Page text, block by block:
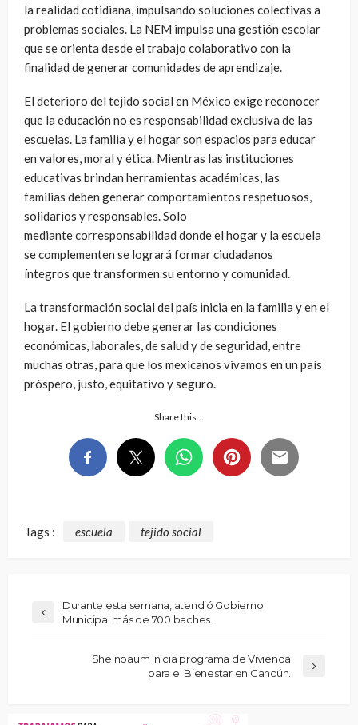
la realidad cotidiana, impulsando soluciones colectivas a
problemas sociales. La NEM impulsa una gestión escolar
que se orienta desde el trabajo colaborativo con la
finalidad de generar comunidades de aprendizaje.
El deterioro del tejido social en México exige reconocer
que la educación no es responsabilidad exclusiva de las
escuelas. La familia y el hogar son espacios para educar
en valores, moral y ética. Mientras las instituciones
educativas brindan herramientas académicas, las
familias deben generar comportamientos respetuosos,
solidarios y responsables. Solo
mediante corresponsabilidad donde el hogar y la escuela
se complementen se logrará formar ciudadanos
íntegros que transformen su entorno y comunidad.
La transformación social del país inicia en la familia y en el
hogar. El gobierno debe generar las condiciones
económicas, laborales, de salud y de seguridad, entre
muchas otras, para que los mexicanos vivamos en un país
próspero, justo, equitativo y seguro.
Share this…
Tags : escuela tejido social
Durante esta semana, atendió Gobierno
Municipal más de 700 baches.
Sheinbaum inicia programa de Vivienda
para el Bienestar en Cancún.